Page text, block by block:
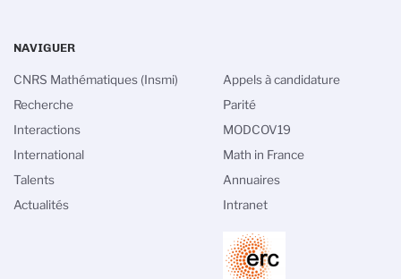
NAVIGUER
CNRS Mathématiques (Insmi)
Recherche
Interactions
International
Talents
Actualités
Appels à candidature
Parité
MODCOV19
Math in France
Annuaires
Intranet